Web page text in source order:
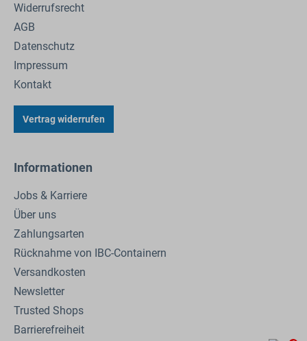
Widerrufsrecht
AGB
Datenschutz
Impressum
Kontakt
Vertrag widerrufen
Informationen
Jobs & Karriere
Über uns
Zahlungsarten
Rücknahme von IBC-Containern
Versandkosten
Newsletter
Trusted Shops
Barrierefreiheit